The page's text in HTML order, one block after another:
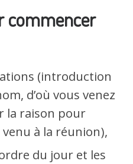
commencer
(introduction
d’où vous venez
la raison pour
à la réunion),
du jour et les